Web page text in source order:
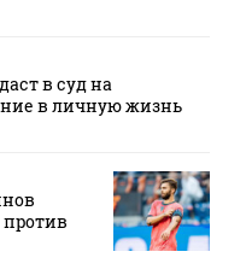
в суд на
в личную жизнь
против